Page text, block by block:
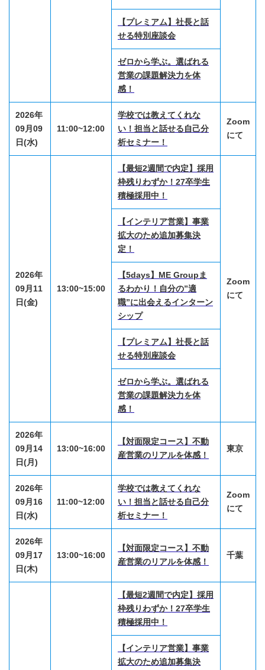
【プレミアム】社長と話
せる特別座談会
ゼロから学ぶ。選ばれる
営業の課題解決力を体
感！
2026年
09月09
日(水)
11:00~12:00
学校では教えてくれな
い！担当と話せる自己分
析セミナー！
Zoom
にて
2026年
09月11
日(金)
13:00~15:00
【最短2週間で内定】採用
枠残りわずか！27卒学生
積極採用中！
Zoom
にて
【インテリア営業】事業
拡大のため追加募集決
定！
【5days】ME Groupま
るわかり！自分の”適
職”に出会えるインターン
シップ
【プレミアム】社長と話
せる特別座談会
ゼロから学ぶ。選ばれる
営業の課題解決力を体
感！
2026年
09月14
日(月)
13:00~16:00
【対面限定コース】不動
産営業のリアルを体感！
東京
2026年
09月16
日(水)
11:00~12:00
学校では教えてくれな
い！担当と話せる自己分
析セミナー！
Zoom
にて
2026年
09月17
日(木)
13:00~16:00
【対面限定コース】不動
産営業のリアルを体感！
千葉
【最短2週間で内定】採用
枠残りわずか！27卒学生
積極採用中！
【インテリア営業】事業
拡大のため追加募集決